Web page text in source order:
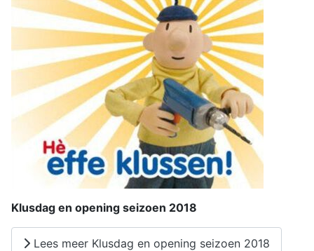
Klusdag en opening seizoen 2018
Lees meer Klusdag en opening seizoen 2018